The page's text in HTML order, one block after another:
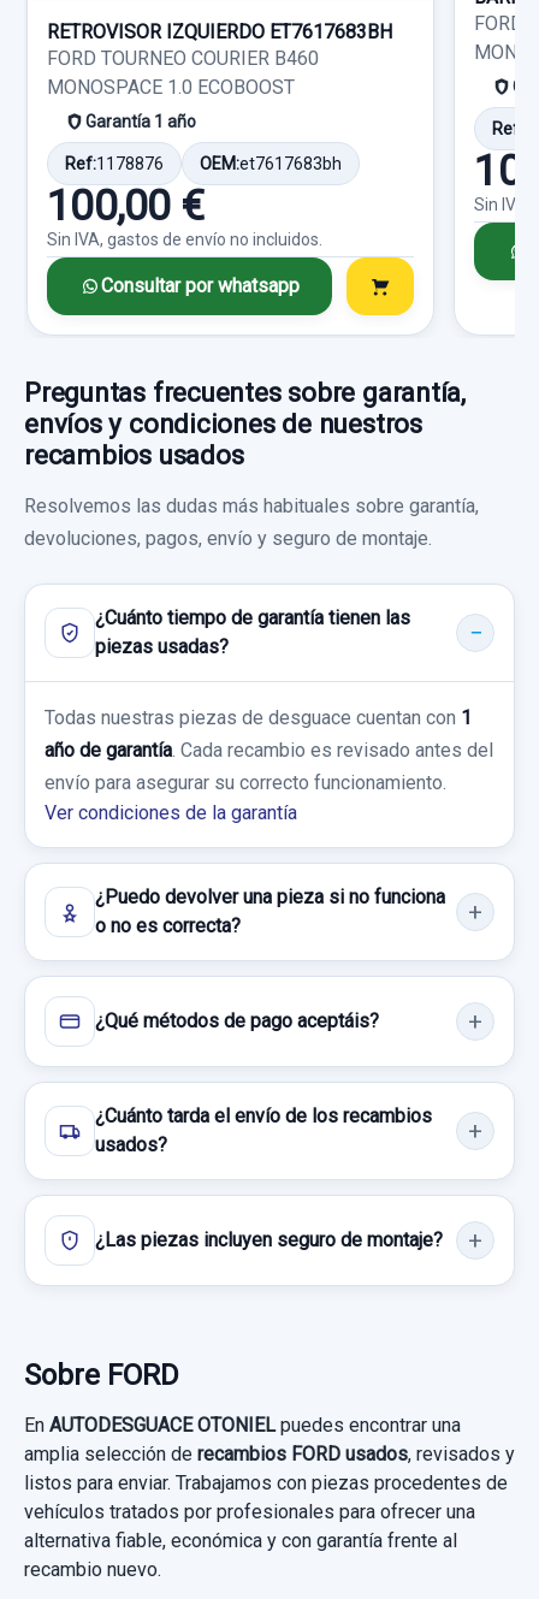
ELEVALUNAS DELANTERO DERECHO S/R
ELEVALUNAS DELANTERO DERECHO S/R
usado.
FORD FIESTA (CCN) CHAMPIONS EDITION
Garantía 1 año
30,00 €
Sin IVA, gastos de envío no incluidos.
Consultar por whatsapp
ELEVALUNAS DELANTERO IZQUIERDO
8A61A045H17AG 5P SIN MOTOR SOLO...
FORD FIESTA (CCN) CHAMPIONS EDITION
Garantía 1 año
Ref: 662485 OEM:8A61A045H17AG
11,56 €
Sin IVA, gastos de envío no incluidos.
MANGUETA DELANTERA DERECHA ABS
MANGUETA DELANTERA DERECHA ABS
usado.
Garantía 1 año
Ref:662496
60,00 €
Sin IVA, gastos de envío no incluidos.
usado.
FORD FIESTA (CCN) CHAMPIONS EDITION
Garantía 1 año
Consultar por whatsapp
Ref:662487
25,00 €
Sin IVA, gastos de envío no incluidos.
Consultar por whatsapp
BOMBA FRENO
BOMBA FRENO usado.
FORD FIESTA (CCN) CHAMPIONS EDITION
Garantía 1 año
Ref: 662488
25,00 €
Sin IVA, gastos de envío no incluidos.
Consultar por whatsapp
AMORTIGUADOR DELANTERO IZQUIERDO
RETROVISOR IZQUIERDO ET7617683BH
FORD TOURNEO COURIER B460
MONOSPACE 1.0 ECOBOOST
Garantía 1 año
Ref:1178876 OEM:et7617683bh
100,00 €
Sin IVA, gastos de envío no incluidos.
Consultar por whatsapp
FORD
Ref:
Sin IVA,
Preguntas frecuentes sobre garantía,
envíos y condiciones de nuestros
recambios usados
Resolvemos las dudas más habituales sobre garantía,
devoluciones, pagos, envío y seguro de montaje.
¿Cuánto tiempo de garantía tienen las
piezas usadas?
Todas nuestras piezas de desguace cuentan con 1
año de garantía . Cada recambio es revisado antes del
envío para asegurar su correcto funcionamiento.
Ver condiciones de la garantía
¿Puedo devolver una pieza si no funciona
o no es correcta?
¿Qué métodos de pago aceptáis?
¿Cuánto tarda el envío de los recambios
usados?
¿Las piezas incluyen seguro de montaje?
Sobre FORD
En AUTODESGUACE OTONIELpuedes encontrar una
amplia selección de recambios FORD usados, revisados y
listos para enviar. Trabajamos con piezas procedentes de
vehículos tratados por profesionales para ofrecer una
alternativa fiable, económica y con garantía frente al
recambio nuevo.